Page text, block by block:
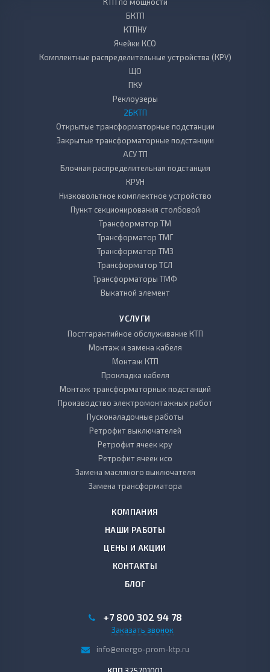
БКТП
КТПНУ
Ячейки КСО
Комплектные распределительные устройства (КРУ)
ЩО
ПКУ
Реклоузеры
2БКТП
Открытые трансформаторные подстанции
Закрытые трансформаторные подстанции
АСУ ТП
Блочная распределительная подстанция
КРУН
Низковольтное комплектное устройство
Пункт секционирования столбовой
Трансформатор ТМ
Трансформатор ТМГ
Трансформатор ТМЗ
Трансформатор ТСЛ
Трансформаторы ТМФ
Выкатной элемент
УСЛУГИ
Постгарантийное обслуживание КТП
Монтаж и замена кабеля
Монтаж КТП
Прокладка кабеля
Монтаж трансформаторных подстанций
Производство электромонтажных работ
Пусконаладочные работы
Ретрофит выключателей
Ретрофит ячеек кру
Ретрофит ячеек ксо
Замена масляного выключателя
Замена трансформатора
КОМПАНИЯ
НАШИ РАБОТЫ
ЦЕНЫ И АКЦИИ
КОНТАКТЫ
БЛОГ
+7 800 302 94 78
Заказать звонок
info@energo-prom-ktp.ru